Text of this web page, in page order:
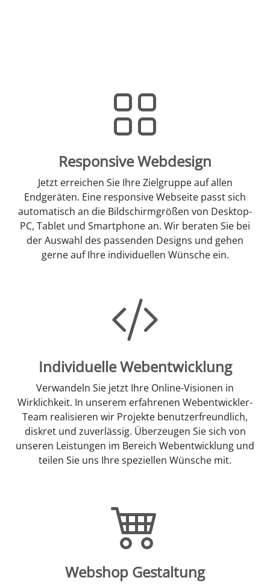
Responsive Webdesign
Jetzt erreichen Sie Ihre Zielgruppe auf allen
Endgeräten. Eine responsive Webseite passt sich
automatisch an die Bildschirmgrößen von Desktop-
PC, Tablet und Smartphone an. Wir beraten Sie bei
der Auswahl des passenden Designs und gehen
gerne auf Ihre individuellen Wünsche ein.
Individuelle Webentwicklung
Verwandeln Sie jetzt Ihre Online-Visionen in
Wirklichkeit. In unserem erfahrenen Webentwickler-
Team realisieren wir Projekte benutzerfreundlich,
diskret und zuverlässig. Überzeugen Sie sich von
unseren Leistungen im Bereich Webentwicklung und
teilen Sie uns Ihre speziellen Wünsche mit.
Webshop Gestaltung